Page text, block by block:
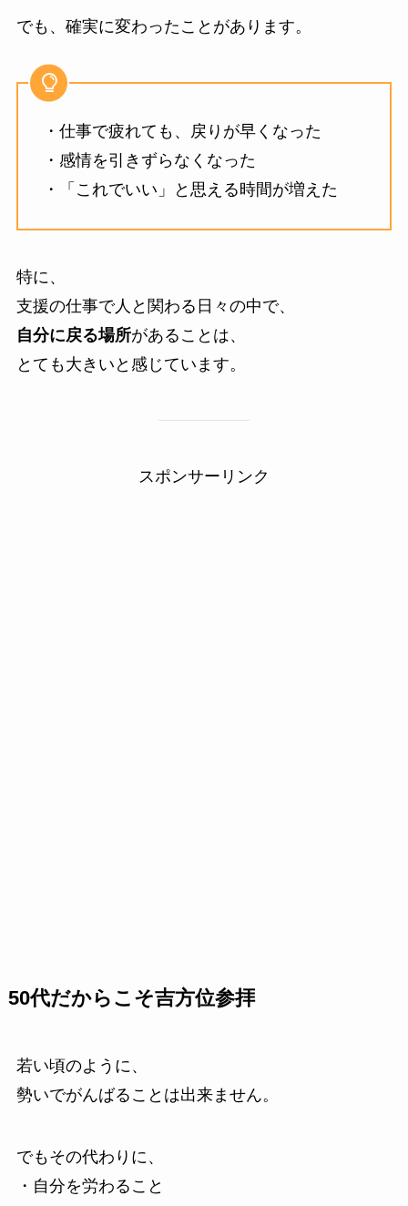
でも、確実に変わったことがあります。
・仕事で疲れても、戻りが早くなった
・感情を引きずらなくなった
・「これでいい」と思える時間が増えた
特に、
支援の仕事で人と関わる日々の中で、
自分に戻る場所があることは、
とても大きいと感じています。
スポンサーリンク
50代だからこそ吉方位参拝
若い頃のように、
勢いでがんばることは出来ません。
でもその代わりに、
・自分を労わること